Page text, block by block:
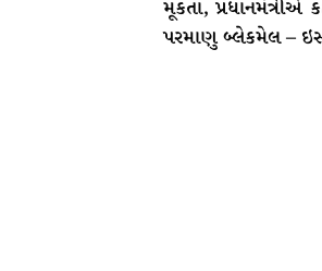
મૂકતા,
પરમાણુ બ્લેકમેલ –